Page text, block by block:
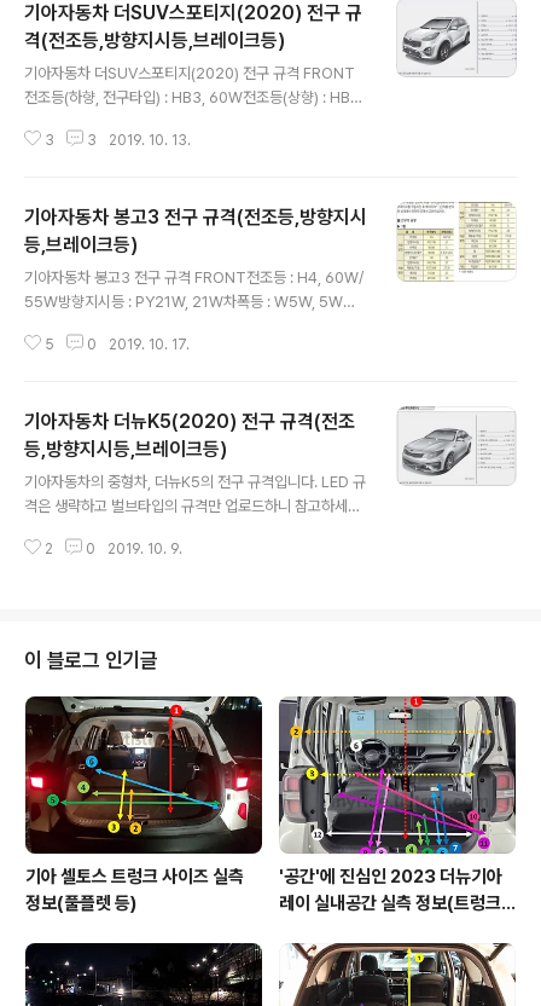
기아자동차 더SUV스포티지(2020) 전구 규
격(전조등,방향지시등,브레이크등)
기아자동차 더SUV스포티지(2020) 전구 규격 FRONT
전조등(하향, 전구타입) : HB3, 60W전조등(상향) : HB3,
(앞, 전구타입) : P21/5W, 5W주간주행등(전구타입) : P2
P21/5W, 5W미등(전구타입) : P21/5W, 5W방향지시등
(뒤) : PY21W, 21W후진등 : P21W, 21W번호판등 : W5
W, 5W 실내맵램프(전구타입) : W10W, 10W * 출처 : 기
아자동차
3 3 2019. 10. 13.
기아자동차 봉고3 전구 규격(전조등,방향지시
등,브레이크등)
기아자동차 봉고3 전구 규격 FRONT전조등 : H4, 60W/
55W방향지시등 : PY21W, 21W차폭등 : W5W, 5W방
EAR방향지시등 : PY27W, 28W제동등/미등 : P27/8W,
W10W, 10W * 출처 : 기아자동차
5 0 2019. 10. 17.
기아자동차 더뉴K5(2020) 전구 규격(전조
등,방향지시등,브레이크등)
기아자동차의 중형차, 더뉴K5의 전구 규격입니다. LED 규
격은 생략하고 벌브타입의 규격만 업로드하니 참고하세요.
향) : H7, 55W 전조등(상향) : HB3, 60W 방향지시등(앞)
(중간) : W5W, 5W 방향지시등(뒤) : PY21W, 21W 후진
등(후퇴등) : W16W, 16W 번호판등(번호등) : W5W, 5W
* 출처 : 기아자동차
2 0 2019. 10. 9.
이 블로그 인기글
기아 셀토스 트렁크 사이즈 실측
정보(풀플렛 등)
'공간'에 진심인 2023 더뉴기아
레이 실내공간 실측 정보(트렁크,